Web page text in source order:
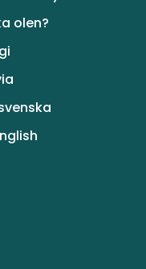
olen?